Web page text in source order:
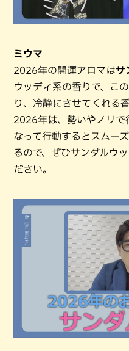
ミウマ
2026年の開運アロマはサ
ウッディ系の香りで、こ
り、冷静にさせてくれる香
2026年は、勢いやノリで
なって行動するとスムー
るので、ぜひサンダルウ
ださい。